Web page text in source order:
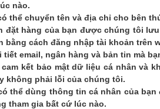
nào.
thể chuyển tên và địa chỉ cho bên
đặt hàng của bạn được chúng tôi
bằng cách đăng nhập tài khoản trên
tiết email, ngân hàng và bản tin mà
cam kết bảo mật dữ liệu cá nhân và
không phải lỗi của chúng tôi.
thể dùng thông tin cá nhân của
tham gia bất cứ lúc nào.